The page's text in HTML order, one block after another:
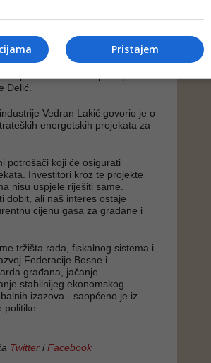
praksa zemalja
pronašla najbolja rješenja za
pronaći najbolja rješenja koja će
poslodavcima da posluju u
Delić.
Vedran Lakić govorio je o
energetskih projekata za
potrošači koji će osigurati
Investitori kroz te projekte
nisu uspjele riješiti same.
dobit, ali naš interes ostaje
cijenu gasa za građane i
tržišta rada, fiskalnog sistema i
Federacije Bosne i
građana, jačanje
stabilnijeg ekonomskog
izazova - saopćeno je iz
Twitter iFacebook
Pristajem